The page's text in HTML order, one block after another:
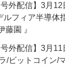
号外配信】3月
ルフィア半導体
藤園 』
号外配信】3月
/ビットコイン/